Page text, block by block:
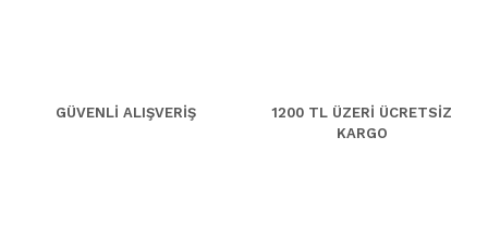
GÜVENLİ ALIŞVERİŞ
1200 TL ÜZERİ ÜCRETSİZ
KARGO